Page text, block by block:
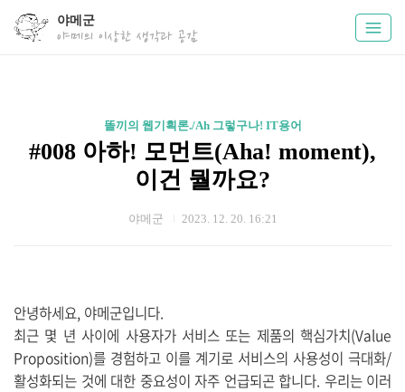
야메군
야메의 이상한 생각과 공감
똘끼의 웹기획론./Ah 그렇구나! IT용어
#008 아하! 모먼트(Aha! moment),
이건 뭘까요?
야메군 2023. 12. 20. 16:21
안녕하세요, 야메군입니다.
최근 몇 년 사이에 사용자가 서비스 또는 제품의 핵심가치(Value
Proposition)를 경험하고 이를 계기로 서비스의 사용성이 극대화/
활성화되는 것에 대한 중요성이 자주 언급되곤 합니다. 우리는 이러